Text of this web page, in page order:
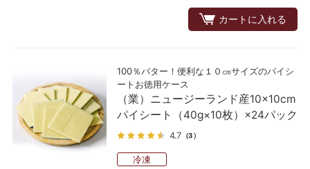
カートに入れる
100％バター！便利な１０㎝サイズのパイシ
ートお徳用ケース
（業）ニュージーランド産10×10cm
パイシート（40g×10枚）×24パック
4.7 （3）
冷凍